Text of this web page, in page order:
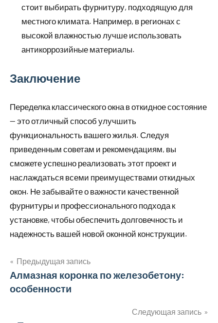
стоит выбирать фурнитуру, подходящую для
местного климата. Например, в регионах с
высокой влажностью лучше использовать
антикоррозийные материалы.
Заключение
Переделка классического окна в откидное состояние
— это отличный способ улучшить
функциональность вашего жилья. Следуя
приведенным советам и рекомендациям, вы
сможете успешно реализовать этот проект и
наслаждаться всеми преимуществами откидных
окон. Не забывайте о важности качественной
фурнитуры и профессионального подхода к
установке, чтобы обеспечить долговечность и
надежность вашей новой оконной конструкции.
Навигация
по
Предыдущая запись
Алмазная коронка по железобетону:
особенности
Следующая запись